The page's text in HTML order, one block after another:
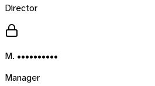
Director
M. ••••••••••
Manager